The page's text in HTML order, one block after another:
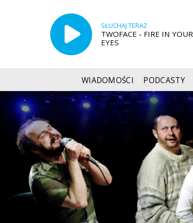
SŁUCHAJ TERAZ
TWOFACE - FIRE IN YOUR
EYES
WIADOMOŚCI PODCASTY